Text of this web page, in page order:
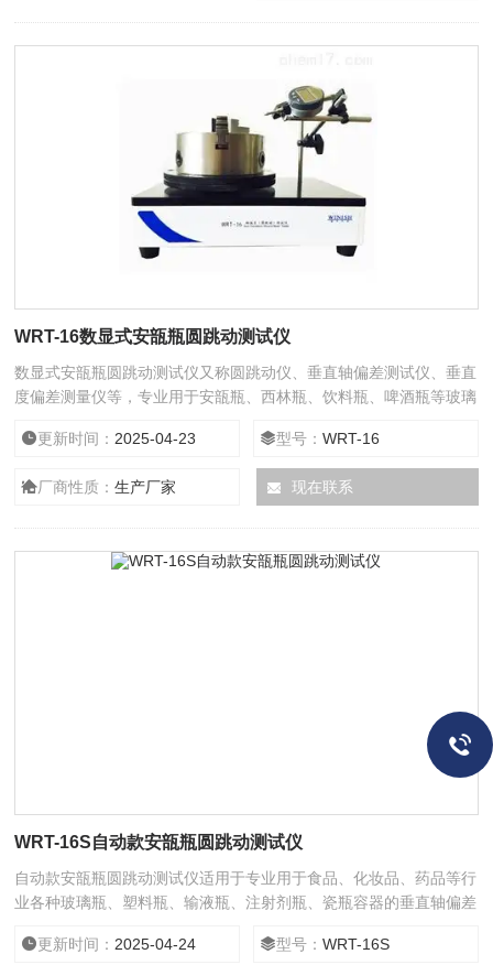
WRT-16数显式安瓿瓶圆跳动测试仪
数显式安瓿瓶圆跳动测试仪又称圆跳动仪、垂直轴偏差测试仪、垂直
度偏差测量仪等，专业用于安瓿瓶、西林瓶、饮料瓶、啤酒瓶等玻璃
更新时间： 2025-04-23 型号：WRT-16
厂商性质：生产厂家 现在联系
WRT-16S自动款安瓿瓶圆跳动测试仪
自动款安瓿瓶圆跳动测试仪适用于专业用于食品、化妆品、药品等行
业各种玻璃瓶、塑料瓶、输液瓶、注射剂瓶、瓷瓶容器的垂直轴偏差
取*大值*小值及偏差值，并描绘圆度曲线，帮助客户分析试样质量，
更新时间： 2025-04-24 型号：WRT-16S